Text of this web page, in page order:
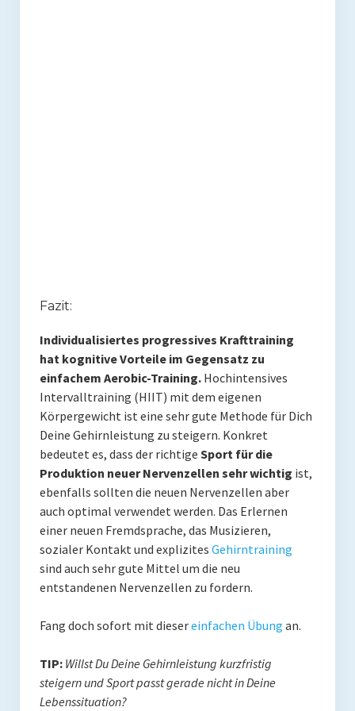
Fazit:
Individualisiertes progressives Krafttraining
hat kognitive Vorteile im Gegensatz zu
einfachem Aerobic-Training.Hochintensives
Intervalltraining (HIIT) mit dem eigenen
Körpergewicht ist eine sehr gute Methode für Dich
Deine Gehirnleistung zu steigern. Konkret
bedeutet es, dass der richtige Sport für die
Produktion neuer Nervenzellen sehr wichtig ist,
ebenfalls sollten die neuen Nervenzellen aber
auch optimal verwendet werden. Das Erlernen
einer neuen Fremdsprache, das Musizieren,
sozialer Kontakt und explizites Gehirntraining
sind auch sehr gute Mittel um die neu
entstandenen Nervenzellen zu fordern.
Fang doch sofort mit diesereinfachen Übung an.
TIP: Willst Du Deine Gehirnleistung kurzfristig
steigern und Sport passt gerade nicht in Deine
Lebenssituation?